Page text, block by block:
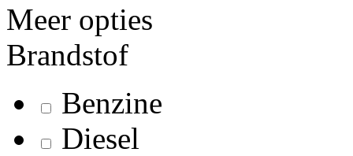
Meer opties
Brandstof
Benzine
Diesel